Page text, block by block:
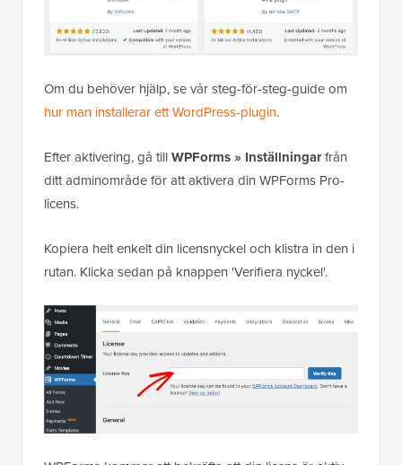
Om du behöver hjälp, se vår steg-för-steg-guide om
hur man installerar ett WordPress-plugin.
Efter aktivering, gå tillWPForms» Inställningarfrån
ditt adminområde för att aktivera din WPForms Pro-
licens.
Kopiera helt enkelt din licensnyckel och klistra in den i
rutan. Klicka sedan på knappen 'Verifiera nyckel'.